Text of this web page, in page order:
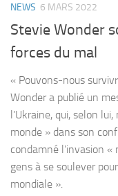
NEWS 6 MARS 2022
Stevie Wonder
forces du mal
« Pouvons-nous
Wonder a publié un
l’Ukraine, qui, selon
monde » dans son
condamné l’invasion
gens à se soulever
mondiale ».